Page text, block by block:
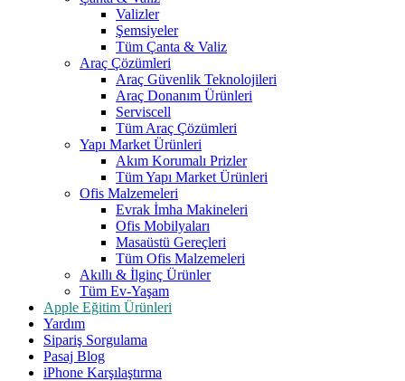
Valizler
Şemsiyeler
Tüm Çanta & Valiz
Araç Çözümleri
Araç Güvenlik Teknolojileri
Araç Donanım Ürünleri
Serviscell
Tüm Araç Çözümleri
Yapı Market Ürünleri
Akım Korumalı Prizler
Tüm Yapı Market Ürünleri
Ofis Malzemeleri
Evrak İmha Makineleri
Ofis Mobilyaları
Masaüstü Gereçleri
Tüm Ofis Malzemeleri
Akıllı & İlginç Ürünler
Tüm Ev-Yaşam
Apple Eğitim Ürünleri
Yardım
Sipariş Sorgulama
Pasaj Blog
iPhone Karşılaştırma